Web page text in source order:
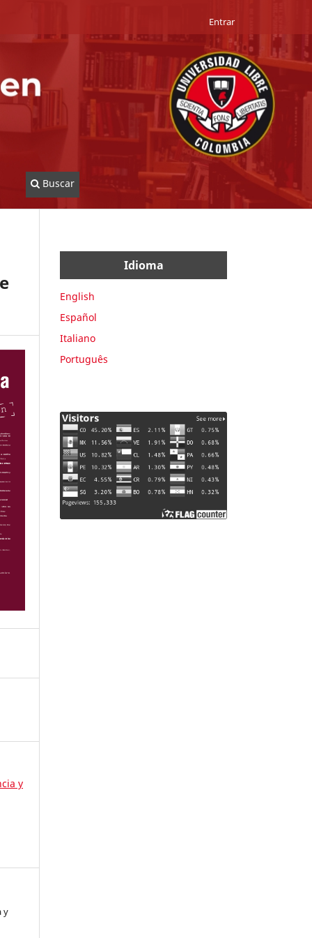
Buscar
Entrar
y
y
Idioma
English
Español
Italiano
Português